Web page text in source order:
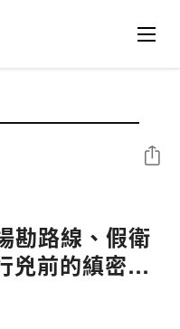
勘路線、假衛
兇前的縝密布
下
分享